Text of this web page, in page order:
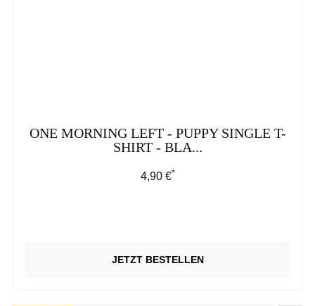
ONE MORNING LEFT - PUPPY SINGLE T-
SHIRT - BLA...
Regulärer Preis:
4,90 €*
JETZT BESTELLEN